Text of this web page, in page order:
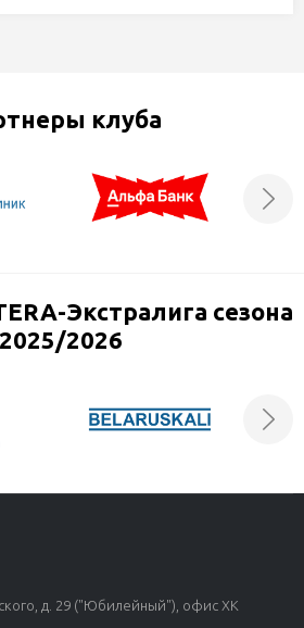
клуба
Экстралига сезона
2025/2026
д. 29 ("Юбилейный"), офис ХК